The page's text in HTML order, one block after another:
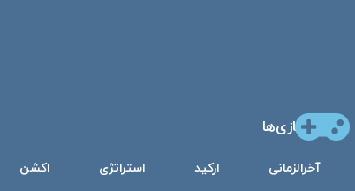
بازی‌ها
آخرالزمانی ارکید استراتژی اکشن